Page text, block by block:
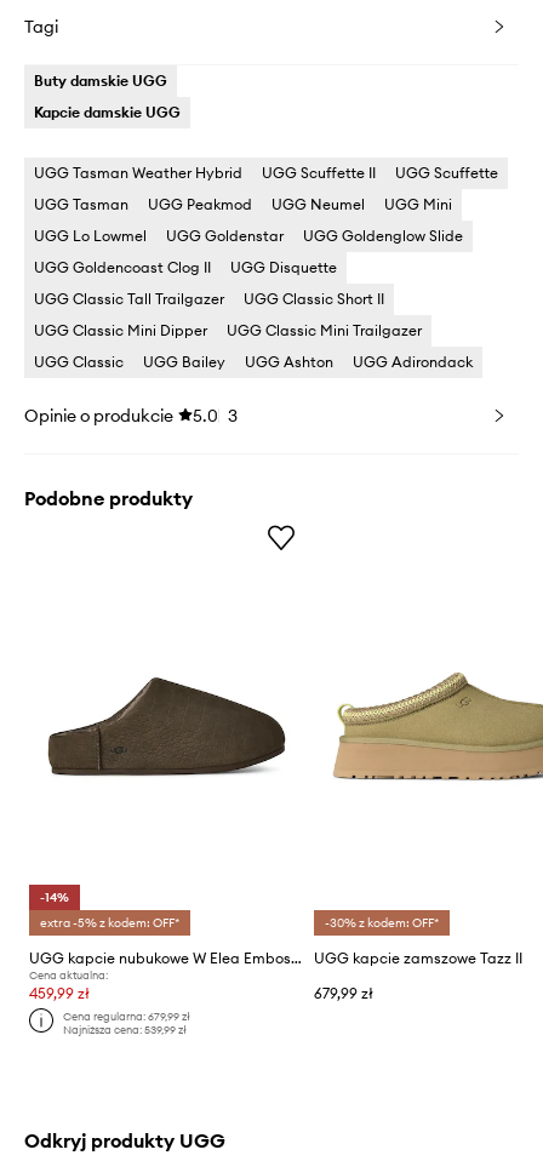
Tagi
Buty damskie UGG
Kapcie damskie UGG
UGG Tasman Weather Hybrid UGG Scuffette II
UGG Scuffette
UGG Tasman
UGG Peakmod UGG Neumel
UGG Mini
UGG Lo Lowmel
UGG Goldenstar
UGG Goldenglow Slide
UGG Goldencoast Clog II
UGG Disquette
UGG Classic Tall Trailgazer
UGG Classic Short II
UGG Classic Mini Dipper
UGG Classic Mini Trailgazer
UGG Classic
UGG Bailey UGG Ashton UGG Adirondack
Opinie o produkcie 5.0 3
Podobne produkty
-14%
extra -5% z kodem: OFF*
UGG kapcie nubukowe W Elea Embossed Slip-On
Cena aktualna:
459,99 zł
Cena regularna:679,99 zł
Najniższa cena:539,99 zł
-30% z kodem: OFF*
UGG kapcie zamszowe Tazz II
679,99 zł
Odkryj produkty UGG